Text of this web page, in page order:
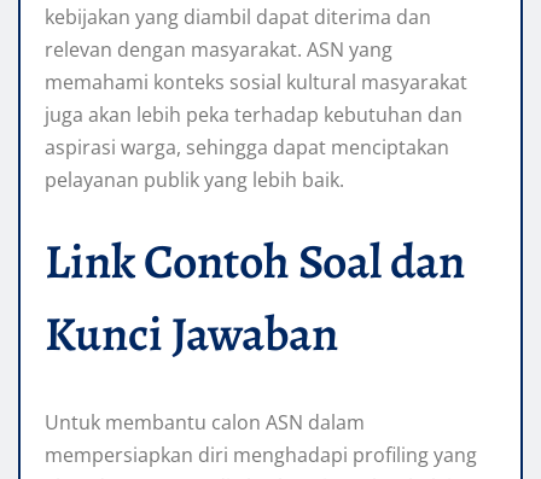
kebijakan yang diambil dapat diterima dan
relevan dengan masyarakat. ASN yang
memahami konteks sosial kultural masyarakat
juga akan lebih peka terhadap kebutuhan dan
aspirasi warga, sehingga dapat menciptakan
pelayanan publik yang lebih baik.
Link Contoh Soal dan
Kunci Jawaban
Untuk membantu calon ASN dalam
mempersiapkan diri menghadapi profiling yang